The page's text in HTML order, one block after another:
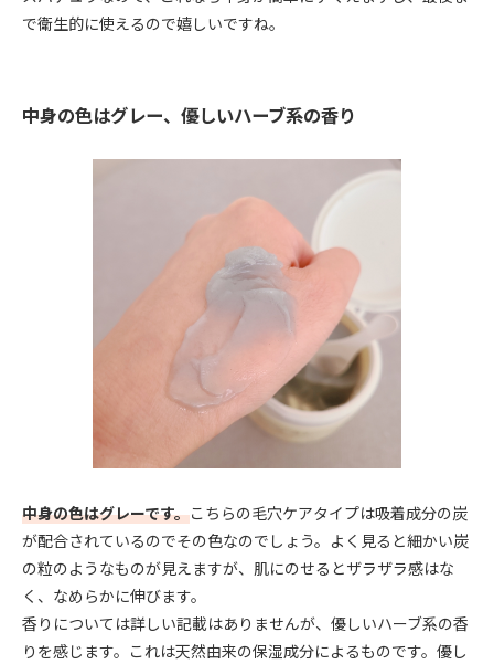
で衛生的に使えるので嬉しいですね。
中身の色はグレー、優しいハーブ系の香り
中身の色はグレーです。こちらの毛穴ケアタイプは吸着成分の炭
が配合されているのでその色なのでしょう。よく見ると細かい炭
の粒のようなものが見えますが、肌にのせるとザラザラ感はな
く、なめらかに伸びます。
香りについては詳しい記載はありませんが、優しいハーブ系の香
りを感じます。これは天然由来の保湿成分によるものです。優し